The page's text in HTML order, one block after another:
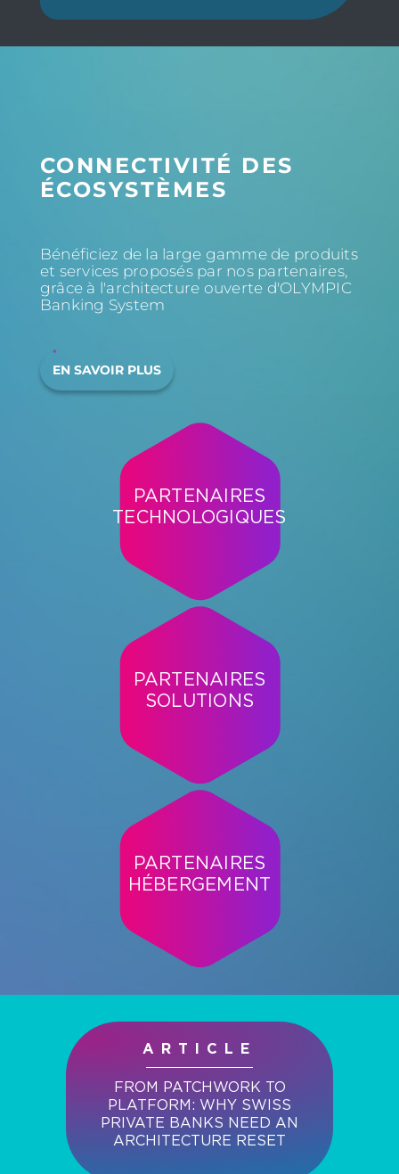
CONNECTIVITÉ DES
ÉCOSYSTÈMES
Bénéficiez de la large gamme de produits
et services proposés par nos partenaires,
grâce à l'architecture ouverte d'OLYMPIC
Banking System
EN SAVOIR PLUS
PARTENAIRES
TECHNOLOGIQUES
PARTENAIRES
SOLUTIONS
PARTENAIRES
HÉBERGEMENT
ARTICLE
FROM PATCHWORK TO
PLATFORM: WHY SWISS
PRIVATE BANKS NEED AN
ARCHITECTURE RESET